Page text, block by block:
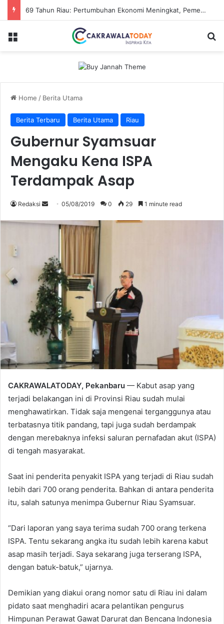
69 Tahun Riau: Pertumbuhan Ekonomi Meningkat, Pemerataan jadi Tantangan
Menu
Home / Berita Utama
Berita Terbaru Berita Utama Riau
Gubernur Syamsuar
Mengaku Kena ISPA
Terdampak Asap
Redaksi
Send
email
05/08/2019 0 29 1 minute read
CAKRAWALATODAY, Pekanbaru — Kabut asap yang
terjadi belakangan ini di Provinsi Riau sudah mulai
menghawatirkan. Tidak saja mengenai terganggunya atau
terbatasnya titik pandang, tapi juga sudah berdampak
dengan merebaknya infeksi saluran pernafadan akut (ISPA)
di tengah masyarakat.
Saat ini penderita penyakit ISPA yang terjadi di Riau sudah
lebih dari 700 orang penderita. Bahkan di antara penderita
itu, salah satunya menimpa Gubernur Riau Syamsuar.
“Dari laporan yang saya terima sudah 700 orang terkena
ISPA. Tentu sekarang angka itu sudah lebih karena kabut
asap masih terjadi. Saya sekarang juga terserang ISPA,
dengan batuk-batuk,” ujarnya.
Demikian yang diakui orang nomor satu di Riau ini dalam
pidato saat menghadiri acara pelantikan pengurus
Himpunan Perawat Gawat Darurat dan Bencana Indonesia